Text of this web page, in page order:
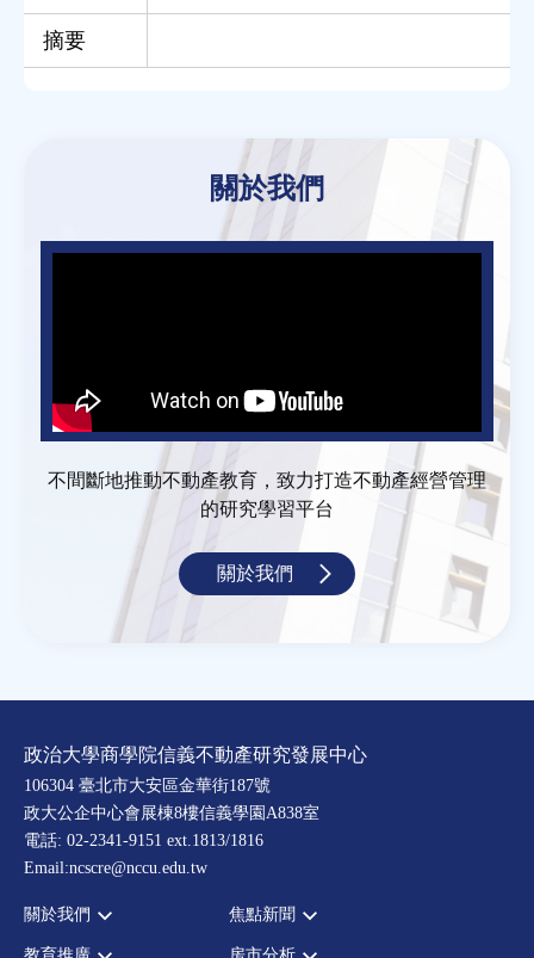
摘要
關於我們
不間斷地推動不動產教育，致力打造不動產經營管理
的研究學習平台
關於我們
政治大學商學院信義不動產研究發展中心
106304 臺北市大安區金華街187號
政大公企中心會展棟8樓信義學園A838室
電話: 02-2341-9151 ext.1813/1816
Email:ncscre@nccu.edu.tw
關於我們 焦點新聞